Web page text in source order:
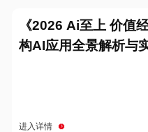
《2026 Ai至上 价值
构AI应用全景解析与
进入详情